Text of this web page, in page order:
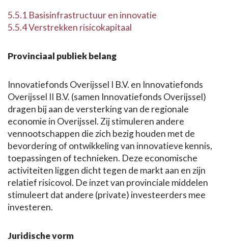
5.5.1 Basisinfrastructuur en innovatie
5.5.4 Verstrekken risicokapitaal
Provinciaal publiek belang
Innovatiefonds Overijssel I B.V. en Innovatiefonds
Overijssel II B.V. (samen Innovatiefonds Overijssel)
dragen bij aan de versterking van de regionale
economie in Overijssel. Zij stimuleren andere
vennootschappen die zich bezig houden met de
bevordering of ontwikkeling van innovatieve kennis,
toepassingen of technieken. Deze economische
activiteiten liggen dicht tegen de markt aan en zijn
relatief risicovol. De inzet van provinciale middelen
stimuleert dat andere (private) investeerders mee
investeren.
Juridische vorm